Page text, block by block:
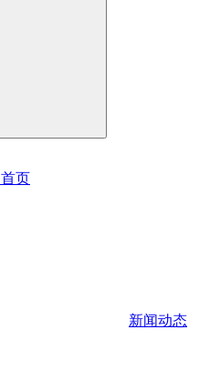
首页
新闻动态